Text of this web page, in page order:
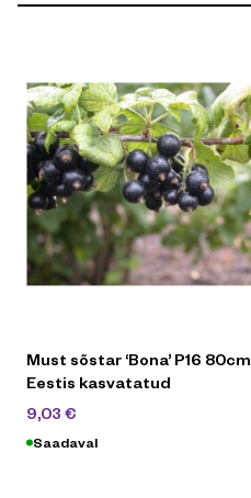
Must sõstar ‘Bona’ P16 80cm
Eestis kasvatatud
9,03 €
Saadaval